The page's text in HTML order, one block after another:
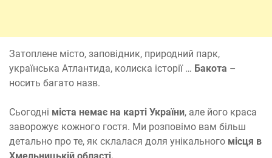
Затоплене місто, заповідник, природний парк,
українська Атлантида, колиска історії … Бакота –
носить багато назв.
Сьогодні міста немає на карті України, але його краса
заворожує кожного гостя. Ми розповімо вам більш
детально про те, як склалася доля унікального місця в